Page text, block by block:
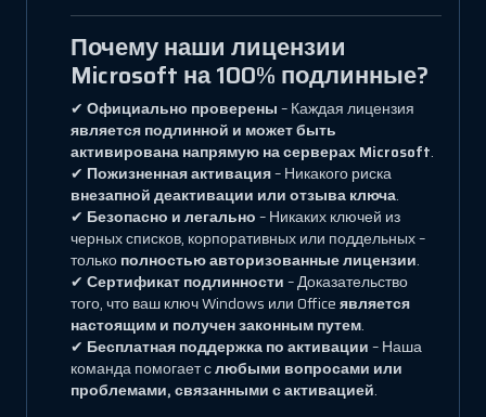
Почему наши лицензии
Microsoft на 100% подлинные?
✔ Официально проверены– Каждая лицензия
является подлинной и может быть
активирована напрямую на серверах Microsoft.
✔ Пожизненная активация– Никакого риска
внезапной деактивации или отзыва ключа.
✔ Безопасно и легально– Никаких ключей из
черных списков, корпоративных или поддельных –
толькополностью авторизованные лицензии.
✔ Сертификат подлинности– Доказательство
того, что ваш ключ Windows или Officeявляется
настоящим и получен законным путем.
✔ Бесплатная поддержка по активации– Наша
команда помогает слюбыми вопросами или
проблемами, связанными с активацией.